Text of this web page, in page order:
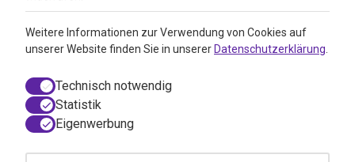
© 2026 VitAdvice BV.de, Realisierung durch050media
Weitere Informationen zur Verwendung von Cookies auf
unserer Website finden Sie in unserer Datenschutzerklärung
Technisch notwendig
Statistik
Eigenwerbung